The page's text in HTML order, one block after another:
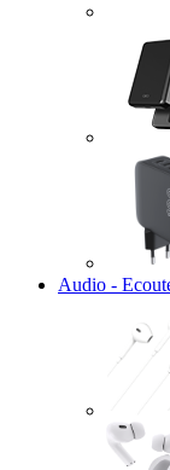
Audio -